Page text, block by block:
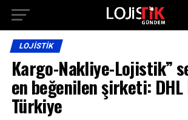
LOJISTIK
Kargo-Nakliye-Lojistik”
en beğenilen şirketi: DHL
Türkiye